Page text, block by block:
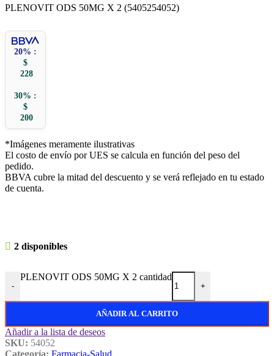
PLENOVIT ODS 50MG X 2 (5405254052)
20% :
$
228
30% :
$
200
*Imágenes meramente ilustrativas
El costo de envío por UES se calcula en función del peso del
pedido.
BBVA cubre la mitad del descuento y se verá reflejado en tu estado
de cuenta.
2 disponibles
-
PLENOVIT ODS 50MG X 2 cantidad
+
AÑADIR AL CARRITO
Añadir a la lista de deseos
SKU: 54052
Categoría: Farmacia-Salud